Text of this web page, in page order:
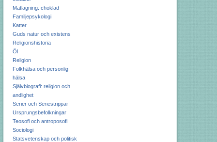
Matlagning: choklad
Familjepsykologi
Katter
Guds natur och existens
Religionshistoria
Öl
Religion
Folkhälsa och personlig
hälsa
Självbiografi: religion och
andlighet
Serier och Seriestrippar
Ursprungsbefolkningar
Teosofi och antroposofi
Sociologi
Statsvetenskap och politisk